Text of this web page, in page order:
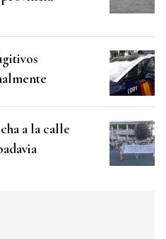
a la calle